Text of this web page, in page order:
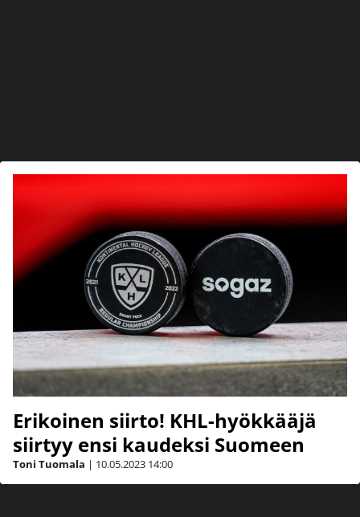
Erikoinen siirto! KHL-hyökkääjä
siirtyy ensi kaudeksi Suomeen
Toni Tuomala | 10.05.2023 14:00